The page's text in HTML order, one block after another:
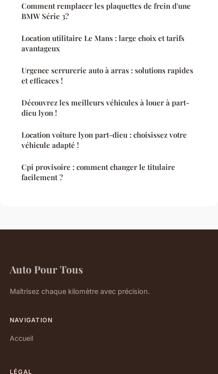
Comment remplacer les plaquettes de frein d'une
BMW Série 3?
Location utilitaire Le Mans : large choix et tarifs
avantageux
Urgence serrurerie auto à arras : solutions rapides
et efficaces !
Découvrez les meilleurs véhicules à louer à part-
dieu lyon !
Location voiture lyon part-dieu : choisissez votre
véhicule adapté !
Cpi provisoire : comment changer le titulaire
facilement ?
Auto Pour Tous
Maîtrisez chaque kilomètre avec précision.
NAVIGATION
Accueil
LÉGAL